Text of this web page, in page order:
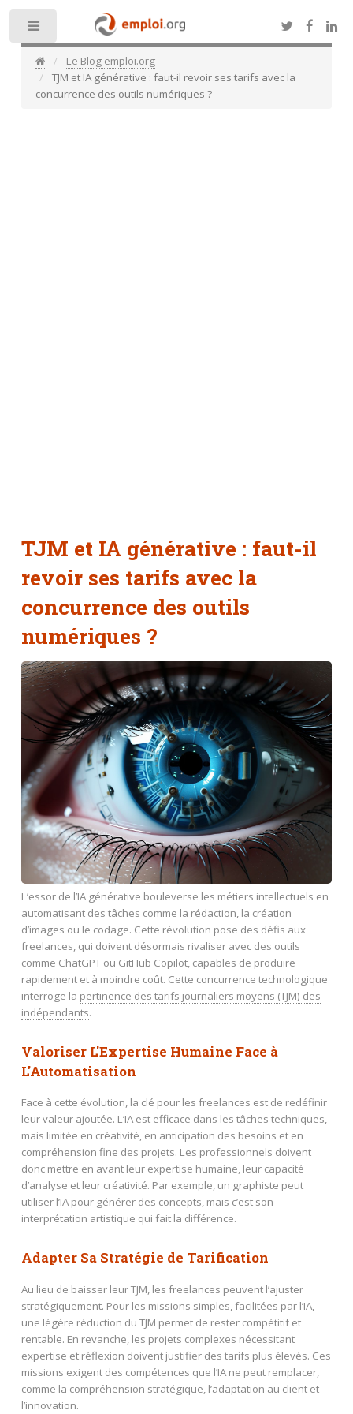
Le Blog emploi.org
TJM et IA générative : faut-il revoir ses tarifs avec la
concurrence des outils numériques ?
TJM et IA générative : faut-il
revoir ses tarifs avec la
concurrence des outils
numériques ?
L’essor de l’IA générative bouleverse les métiers intellectuels en
automatisant des tâches comme la rédaction, la création
d’images ou le codage. Cette révolution pose des défis aux
freelances, qui doivent désormais rivaliser avec des outils
comme ChatGPT ou GitHub Copilot, capables de produire
rapidement et à moindre coût. Cette concurrence technologique
interroge la pertinence des tarifs journaliers moyens (TJM) des
indépendants.
Valoriser L'Expertise Humaine Face à
L'Automatisation
Face à cette évolution, la clé pour les freelances est de redéfinir
leur valeur ajoutée. L’IA est efficace dans les tâches techniques,
mais limitée en créativité, en anticipation des besoins et en
compréhension fine des projets. Les professionnels doivent
donc mettre en avant leur expertise humaine, leur capacité
d’analyse et leur créativité. Par exemple, un graphiste peut
utiliser l’IA pour générer des concepts, mais c’est son
interprétation artistique qui fait la différence.
Adapter Sa Stratégie de Tarification
Au lieu de baisser leur TJM, les freelances peuvent l’ajuster
stratégiquement. Pour les missions simples, facilitées par l’IA,
une légère réduction du TJM permet de rester compétitif et
rentable. En revanche, les projets complexes nécessitant
expertise et réflexion doivent justifier des tarifs plus élevés. Ces
missions exigent des compétences que l’IA ne peut remplacer,
comme la compréhension stratégique, l’adaptation au client et
l’innovation.
Toggle